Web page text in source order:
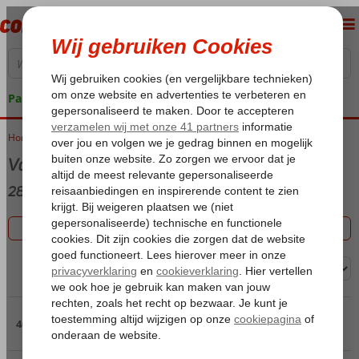
Pakketgarantie
Home Vakanties 2026
Vakantie
2855 aanbiedingen
Filter 2855 aanbiedingen
Sorteren op:
46 t/m 60 van de 2855 accommodaties Pagina 4